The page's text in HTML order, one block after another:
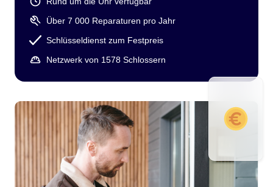
Über 7 000 Reparaturen pro Jahr
Schlüsseldienst zum Festpreis
Netzwerk von 1578 Schlossern